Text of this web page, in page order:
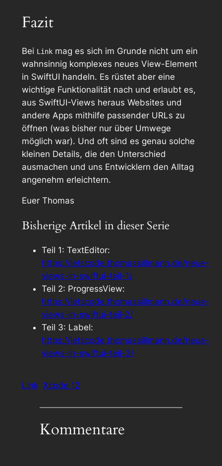
Fazit
Bei Linkmag es sich im Grunde nicht um ein
wahnsinnig komplexes neues View-Element
in SwiftUI handeln. Es rüstet aber eine
wichtige Funktionalität nach und erlaubt es,
aus SwiftUI-Views heraus Websites und
andere Apps mithilfe passender URLs zu
öffnen (was bisher nur über Umwege
möglich war). Und oft sind es genau solche
kleinen Details, die den Unterschied
ausmachen und uns Entwicklern den Alltag
angenehm erleichtern.
Euer Thomas
Bisherige Artikel in dieser Serie
Teil 1: TextEditor:
https://letscode.thomassillmann.de/neue-
views-in-swiftui-teil-1/
Teil 2: ProgressView:
https://letscode.thomassillmann.de/neue-
views-in-swiftui-teil-2/
Teil 3: Label:
https://letscode.thomassillmann.de/neue-
views-in-swiftui-teil-3/
Link Xcode 12
Kommentare